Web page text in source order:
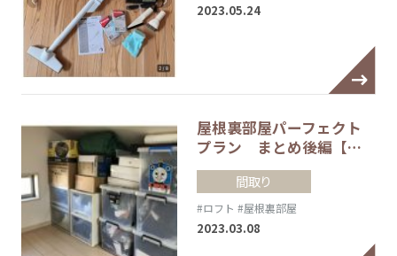
2023.05.24
屋根裏部屋パーフェクト
プラン まとめ後編【…
間取り
#ロフト #屋根裏部屋
2023.03.08